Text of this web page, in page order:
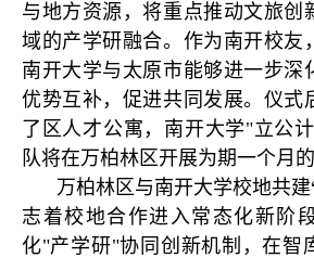
与地方资源，将重点推动文旅创
域的产学研融合。作为南开校友
南开大学与太原市能够进一步深
优势互补，促进共同发展。仪式
了区人才公寓，南开大学"立公
队将在万柏林区开展为期一个月的
万柏林区与南开大学校地共
志着校地合作进入常态化新阶
化"产学研"协同创新机制，在智